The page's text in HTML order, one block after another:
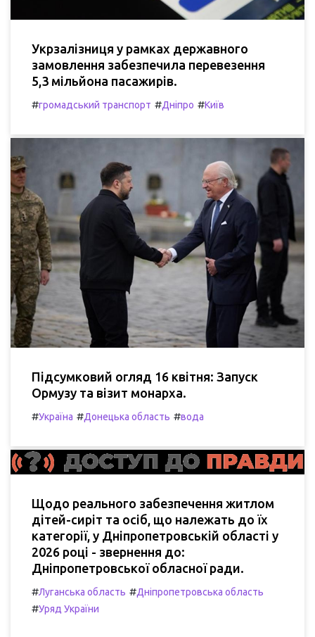
Укрзалізниця у рамках державного
замовлення забезпечила перевезення
5,3 мільйона пасажирів.
#громадський транспорт #Дніпро #Київ
Підсумковий огляд 16 квітня: Запуск
Ормузу та візит монарха.
#Україна #Донецька область #вода
Щодо реального забезпечення житлом
дітей-сиріт та осіб, що належать до їх
категорії, у Дніпропетровській області у
2026 році - звернення до:
Дніпропетровської обласної ради.
#Луганська область #Дніпропетровська область
#Уряд України